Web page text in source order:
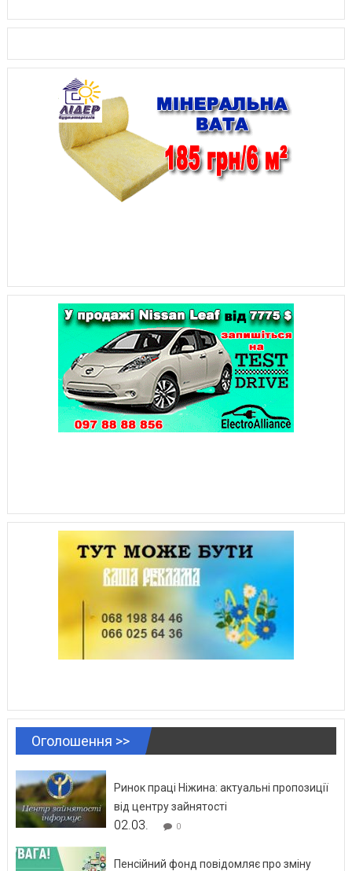
Оголошення >>
Ринок праці Ніжина: актуальні пропозиції
від центру зайнятості
02.03. 0
Пенсійний фонд повідомляє про зміну